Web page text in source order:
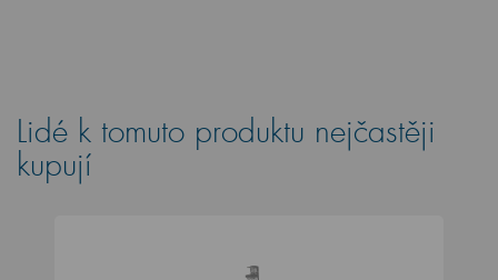
Lidé k tomuto produktu nejčastěji
kupují